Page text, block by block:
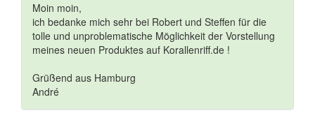
Moin moin,
ich bedanke mich sehr bei Robert und Steffen für die
tolle und unproblematische Möglichkeit der Vorstellung
meines neuen Produktes auf Korallenriff.de !
Grüßend aus Hamburg
André